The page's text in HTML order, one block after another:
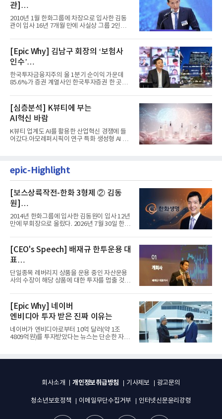
관]
입사 16년 만에 수석부회장 … 경영승
계 ‘초읽기’
2010년 1월 한화그룹에 차장으로 입사한 김동
관이 입사 16년 7개월 만에 사실상 그룹 2인자
[Epic Why] 김남구 회장의 ‘보험사
인수’
발걸음이 신중해진 배경은?
한국투자금융지주의 올 1분기 순이익 가운데
85.6%가 증권 계열사인 한국투자증권 한 곳에
[심층분석] K뷰티에 부는
AI혁신 바람
K뷰티 업계도 AI를 활용한 산업혁신 경쟁에 들
어갔다.아모레퍼시픽이 연구 특화 생성형 AI 플
epic-Highlight
[보스상륙작전-한화 3형제 ② 김동
원]
입사 12년 만에 금융계열 수장 등극
2014년 한화그룹에 입사한 김동원이 입사 12년
만에 부회장으로 올랐다. 2026년 7월 30일 한화
[CEO's Speech] 배재규 한투운용 대
표
“개별종목 레버리지 투자 지금이라도
멈춰라”
단일종목 레버리지 상품을 운용 중인 자산운용
사의 수장이 해당 상품에 대한 투자를 멈출 것을
[Epic Why] 네이버
엔비디아 투자 받은 진짜 이유는
네이버가 엔비디아로부터 10억 달러(약 1조
4809억원)를 투자받았다는 뉴스는 단순한 자금
회사소개 개인정보취급방침 기사제보 광고문의
청소년보호정책 이메일무단수집거부 인터넷신문윤리강령